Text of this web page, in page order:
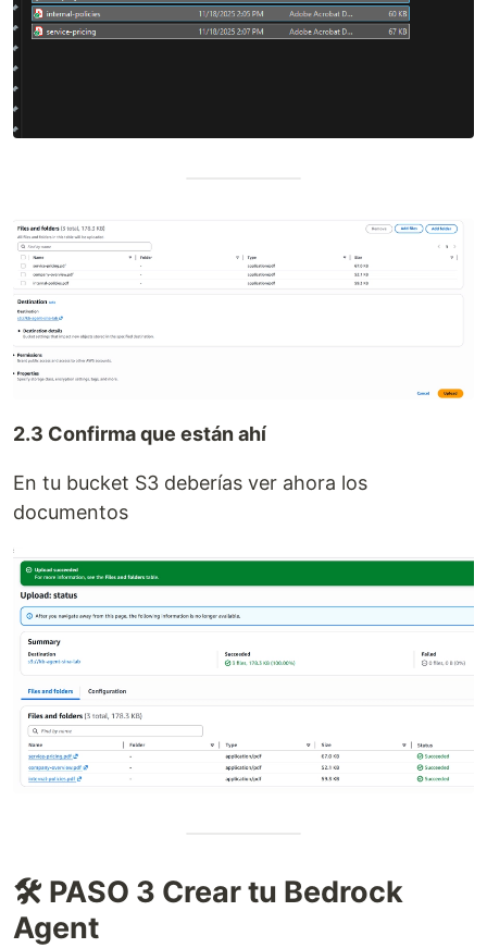
2.3 Confirma que están ahí
En tu bucket S3 deberías ver ahora los
documentos
🛠️ PASO 3 Crear tu Bedrock
Agent